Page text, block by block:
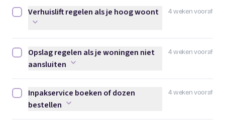
4 weken vooraf
Verhuislift regelen als je hoog woont afvinken
Verhuislift regelen als je hoog woont
4 weken vooraf
Opslag regelen als je woningen niet aansluiten afvinken
Opslag regelen als je woningen niet
aansluiten
4 weken vooraf
Inpakservice boeken of dozen bestellen afvinken
Inpakservice boeken of dozen
bestellen